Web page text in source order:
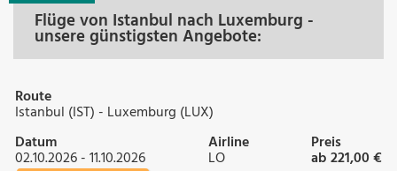
Flüge von Istanbul nach Luxemburg -
unsere günstigsten Angebote:
Route
Istanbul (IST) - Luxemburg (LUX)
Datum
02.10.2026 - 11.10.2026
Airline
LO
Preis
ab 221,00 €